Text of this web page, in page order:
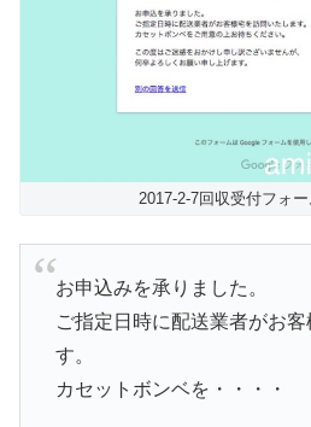
2017-2-7回収受付フォ
お申込みを承りました。
ご指定日時に配送業者がお
す。
カセットボンベを・・・・